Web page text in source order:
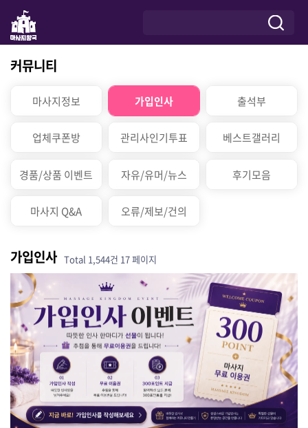
커뮤니티
마사지정보 가입인사 출석부
업체쿠폰방 관리사인기투표 베스트갤러리
경품/상품 이벤트 자유/유머/뉴스 후기모음
마사지 Q&A 오류/제보/건의
가입인사 Total 1,544건 17 페이지